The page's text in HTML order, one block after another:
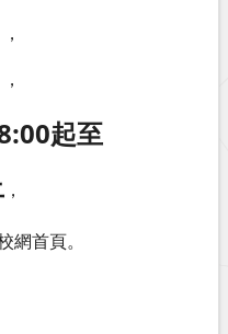
起至
，
首頁。